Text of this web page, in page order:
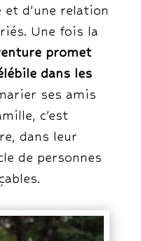
et d’une relation
Une fois la
promet
dans les
ses amis
c’est
dans leur
de personnes